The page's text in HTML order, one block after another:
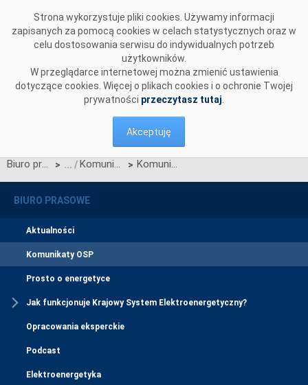
Strona wykorzystuje pliki cookies. Używamy informacji
zapisanych za pomocą cookies w celach statystycznych oraz w
celu dostosowania serwisu do indywidualnych potrzeb
użytkowników.
W przeglądarce internetowej można zmienić ustawienia
dotyczące cookies. Więcej o plikach cookies i o ochronie Twojej
prywatności przeczytasz tutaj
Akceptuję
Biuro prasowe > Komunikaty OSP > Komunikat Ministra Energii z 6 października 2017 z godziny 21:30
BIURO PRASOWE
Aktualności
Komunikaty OSP
Prosto o energetyce
Jak funkcjonuje Krajowy System Elektroenergetyczny?
Opracowania eksperckie
Podcast
Elektroenergetyka